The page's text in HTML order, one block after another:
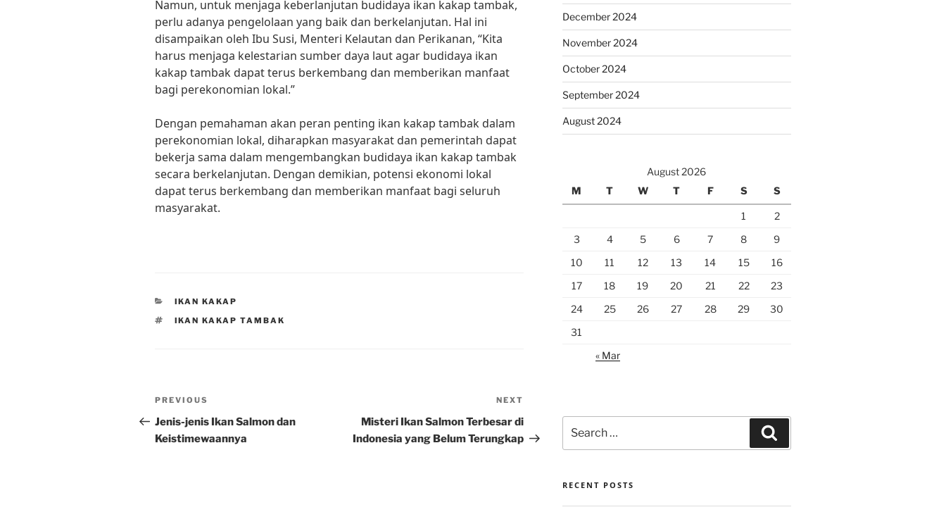
Namun, untuk menjaga keberlanjutan budidaya ikan kakap tambak,
perlu adanya pengelolaan yang baik dan berkelanjutan. Hal ini
disampaikan oleh Ibu Susi, Menteri Kelautan dan Perikanan, “Kita
harus menjaga kelestarian sumber daya laut agar budidaya ikan
kakap tambak dapat terus berkembang dan memberikan manfaat
bagi perekonomian lokal.”
Dengan pemahaman akan peran penting ikan kakap tambak dalam
perekonomian lokal, diharapkan masyarakat dan pemerintah dapat
bekerja sama dalam mengembangkan budidaya ikan kakap tambak
secara berkelanjutan. Dengan demikian, potensi ekonomi lokal
dapat terus berkembang dan memberikan manfaat bagi seluruh
masyarakat.
CATEGORIES
IKAN KAKAP
TAGS
IKAN KAKAP TAMBAK
Post
navigation
Previous
Post
PREVIOUS
Jenis-jenis Ikan Salmon dan
Keistimewaannya
Post
NEXT
Misteri Ikan Salmon Terbesar di
Indonesia yang Belum Terungkap
December 2024
November 2024
October 2024
September 2024
August 2024
August 2026
M
T W T F S S
1
2
3
4 5 6 7 8
9
10
11 12 13 14 15
16
17
18 19 20 21 22
23
24
25 26 27 28 29
30
31
« Mar
for:
RECENT POSTS